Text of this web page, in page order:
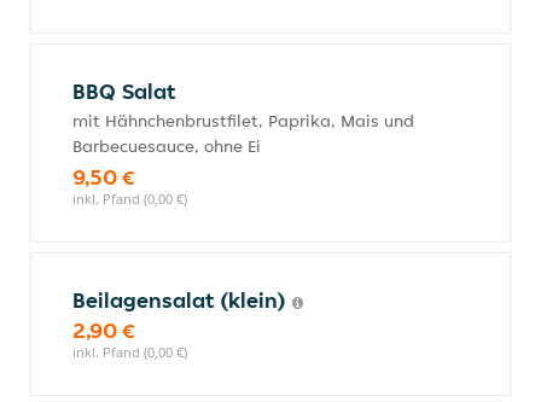
BBQ Salat
mit Hähnchenbrustfilet, Paprika, Mais und
Barbecuesauce, ohne Ei
9,50 €
inkl. Pfand (0,00 €)
Beilagensalat (klein)
2,90 €
inkl. Pfand (0,00 €)